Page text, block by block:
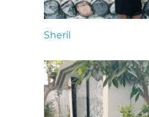
Sheril